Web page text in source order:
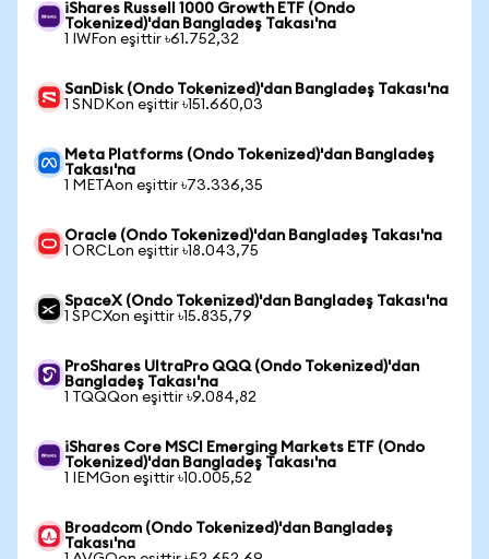
iShares Russell 1000 Growth ETF (Ondo
Tokenized)'dan Bangladeş Takası'na
1 IWFon eşittir ৳61.752,32
SanDisk (Ondo Tokenized)'dan Bangladeş Takası'na
1 SNDKon eşittir ৳151.660,03
Meta Platforms (Ondo Tokenized)'dan Bangladeş
Takası'na
1 METAon eşittir ৳73.336,35
Oracle (Ondo Tokenized)'dan Bangladeş Takası'na
1 ORCLon eşittir ৳18.043,75
SpaceX (Ondo Tokenized)'dan Bangladeş Takası'na
1 SPCXon eşittir ৳15.835,79
ProShares UltraPro QQQ (Ondo Tokenized)'dan
Bangladeş Takası'na
1 TQQQon eşittir ৳9.084,82
iShares Core MSCI Emerging Markets ETF (Ondo
Tokenized)'dan Bangladeş Takası'na
1 IEMGon eşittir ৳10.005,52
Broadcom (Ondo Tokenized)'dan Bangladeş
Takası'na